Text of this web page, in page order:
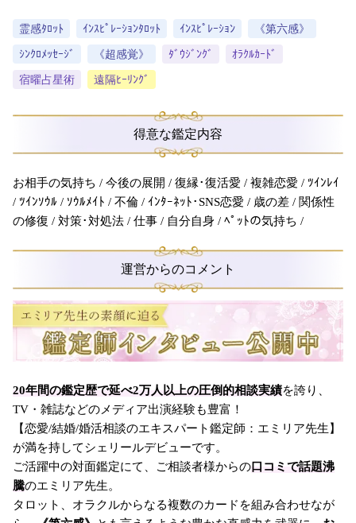
霊感ﾀﾛｯﾄ ｲﾝｽﾋﾟﾚｰｼｮﾝﾀﾛｯﾄ ｲﾝｽﾋﾟﾚｰｼｮﾝ
《第六感》
ｼﾝｸﾛﾒｯｾｰｼﾞ
《超感覚》 ﾀﾞｳｼﾞﾝｸﾞ
ｵﾗｸﾙｶｰﾄﾞ
宿曜占星術
遠隔ﾋｰﾘﾝｸﾞ
得意な鑑定内容
お相手の気持ち / 今後の展開 / 復縁･復活愛 / 複雑恋愛 / ﾂｲﾝﾚｲ
/ ﾂｲﾝｿｳﾙ / ｿｳﾙﾒｲﾄ / 不倫 / ｲﾝﾀｰﾈｯﾄ･SNS恋愛 / 歳の差 / 関係性
の修復 / 対策･対処法 / 仕事 / 自分自身 / ﾍﾟｯﾄの気持ち /
運営からのコメント
20年間の鑑定歴で延べ2万人以上の圧倒的相談実績を誇り、
TV・雑誌などのメディア出演経験も豊富！
【恋愛/結婚/婚活相談のエキスパート鑑定師：エミリア先生】
が満を持してシェリールデビューです。
ご活躍中の対面鑑定にて、ご相談者様からの口コミで話題沸
騰のエミリア先生。
タロット、オラクルからなる複数のカードを組み合わせなが